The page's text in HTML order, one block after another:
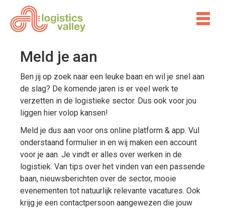
Meld je aan
Ben jij op zoek naar een leuke baan en wil je snel aan
de slag? De komende jaren is er veel werk te
verzetten in de logistieke sector. Dus ook voor jou
liggen hier volop kansen!
Meld je dus aan voor ons online platform & app. Vul
onderstaand formulier in en wij maken een account
voor je aan. Je vindt er alles over werken in de
logistiek. Van tips over het vinden van een passende
baan, nieuwsberichten over de sector, mooie
evenementen tot natuurlijk relevante vacatures. Ook
krijg je een contactpersoon aangewezen die jouw